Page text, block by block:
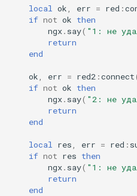
local ok err = red :
if not ok then
ngx. say( "1: не
return
end
ok err = red2 :connect
if not ok then
ngx. say( "2: не
return
end
local res err = red :
if not res then
ngx. say( "1: не
return
end